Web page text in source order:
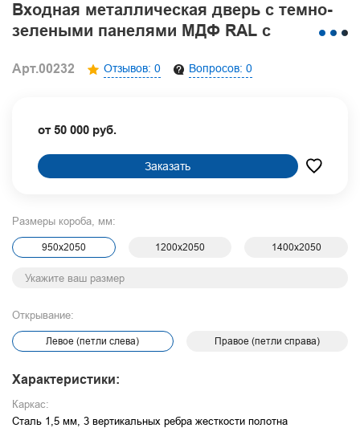
Входная металлическая дверь с темно-
зелеными панелями МДФ RAL с
Арт.00232 Отзывов: 0 Вопросов: 0
от 50 000 руб.
Заказать
Размеры короба, мм:
950х2050 1200х2050 1400х2050
Открывание:
Левое (петли слева) Правое (петли справа)
Характеристики:
Каркас:
Сталь 1,5 мм, 3 вертикальных ребра жесткости полотна